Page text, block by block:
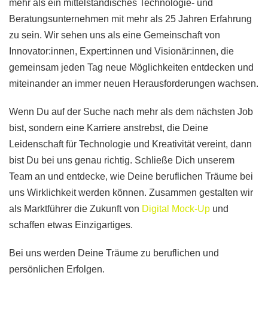
mehr als ein mittelständisches Technologie- und
Beratungsunternehmen mit mehr als 25 Jahren Erfahrung
zu sein. Wir sehen uns als eine Gemeinschaft von
Innovator:innen, Expert:innen und Visionär:innen, die
gemeinsam jeden Tag neue Möglichkeiten entdecken und
miteinander an immer neuen Herausforderungen wachsen.
Wenn Du auf der Suche nach mehr als dem nächsten Job
bist, sondern eine Karriere anstrebst, die Deine
Leidenschaft für Technologie und Kreativität vereint, dann
bist Du bei uns genau richtig. Schließe Dich unserem
Team an und entdecke, wie Deine beruflichen Träume bei
uns Wirklichkeit werden können. Zusammen gestalten wir
als Marktführer die Zukunft von Digital Mock-Up und
schaffen etwas Einzigartiges.
Bei uns werden Deine Träume zu beruflichen und
persönlichen Erfolgen.